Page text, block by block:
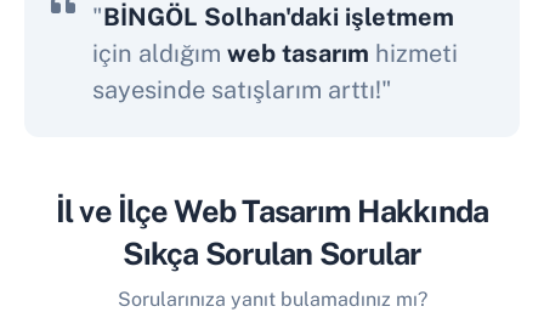
"BİNGÖL Solhan'daki işletmem
için aldığım web tasarım hizmeti
sayesinde satışlarım arttı!"
İl ve İlçe Web Tasarım Hakkında
Sıkça Sorulan Sorular
Sorularınıza yanıt bulamadınız mı?